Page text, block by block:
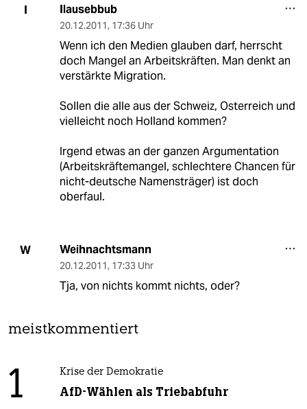
I Ilausebbub
20.12.2011, 17:36 Uhr
Wenn ich den Medien glauben darf, herrscht
doch Mangel an Arbeitskräften. Man denkt an
verstärkte Migration.
Sollen die alle aus der Schweiz, Osterreich und
vielleicht noch Holland kommen?
Irgend etwas an der ganzen Argumentation
(Arbeitskräftemangel, schlechtere Chancen für
nicht-deutsche Namensträger) ist doch
oberfaul.
W Weihnachtsmann
20.12.2011, 17:33 Uhr
Tja, von nichts kommt nichts, oder?
meistkommentiert
1 Krise der Demokratie
AfD-Wählen als Triebabfuhr